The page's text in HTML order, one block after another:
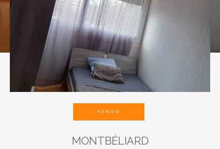
VENDU
MONTBÉLIARD
Budget
Pièces
3